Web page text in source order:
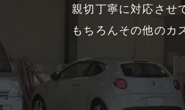
親切丁寧に対応させ
もちろんその他のカ